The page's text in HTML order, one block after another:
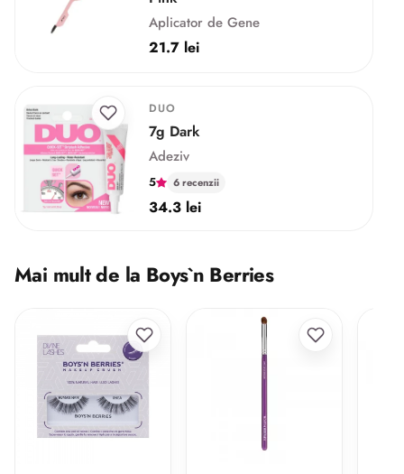
Aplicator de Gene
21.7 lei
DUO
7g Dark
Adeziv
5 6 recenzii
34.3 lei
Mai mult de la Boys`n Berries